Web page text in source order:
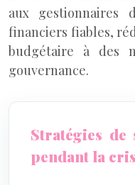
aux gestionnaires
financiers fiables,
budgétaire à des
gouvernance.
Stratégies
pendant la